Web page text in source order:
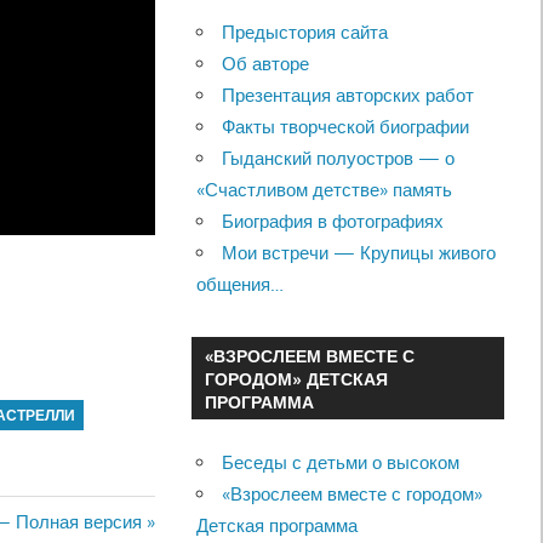
Полная версия
Предыстория сайта
Об авторе
Презентация авторских работ
Факты творческой биографии
Гыданский полуостров — о
«Счастливом детстве» память
Биография в фотографиях
Мои встречи — Крупицы живого
общения…
«ВЗРОСЛЕЕМ ВМЕСТЕ С
ГОРОДОМ» ДЕТСКАЯ
ПРОГРАММА
Беседы с детьми о высоком
«Взрослеем вместе с городом»
Детская программа